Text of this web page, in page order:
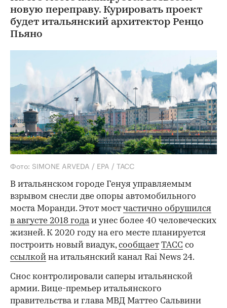
новую переправу. Курировать проект
будет итальянский архитектор Ренцо
Пьяно
Фото: SIMONE ARVEDA / EPA / ТАСС
В итальянском городе Генуя управляемым
взрывом снесли две опоры автомобильного
моста Моранди. Этот мост частично обрушился
в августе 2018 годаи унес более 40 человеческих
жизней. К 2020 году на его месте планируется
построить новый виадук,сообщает ТАСС со
ссылкой на итальянский канал Rai News 24.
Снос контролировали саперы итальянской
армии. Вице-премьер итальянского
правительства и глава МВД Маттео Сальвини